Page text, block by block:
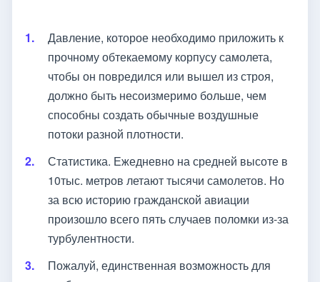
Давление, которое необходимо приложить к
прочному обтекаемому корпусу самолета,
чтобы он повредился или вышел из строя,
должно быть несоизмеримо больше, чем
способны создать обычные воздушные
потоки разной плотности.
Статистика. Ежедневно на средней высоте в
10тыс. метров летают тысячи самолетов. Но
за всю историю гражданской авиации
произошло всего пять случаев поломки из-за
турбулентности.
Пожалуй, единственная возможность для